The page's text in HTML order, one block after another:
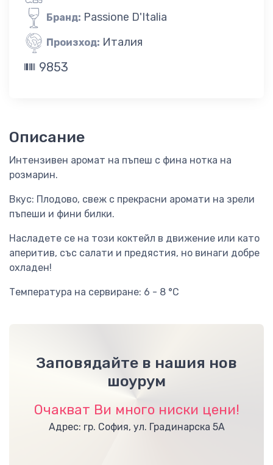
Бранд: Passione D'Italia
Произход: Италия
9853
Описание
Интензивен аромат на пъпеш с фина нотка на
розмарин.
Вкус: Плодово, свеж с прекрасни аромати на зрели
пъпеши и фини билки.
Насладете се на този коктейл в движение или като
аперитив, със салати и предястия, но винаги добре
охладен!
Температура на сервиране: 6 - 8 °C
Заповядайте в нашия нов
шоурум
Очакват Ви много ниски цени!
Адрес: гр. София, ул. Градинарска 5А